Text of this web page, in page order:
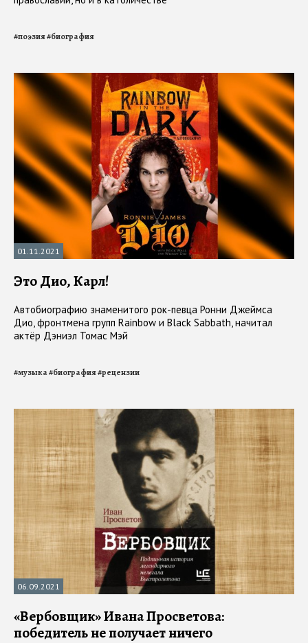
#поэзия#биография
01.11.2021
Это Дио, Карл!
Автобиографию знаменитого рок-певца Ронни Джеймса
Дио, фронтмена групп Rainbow и Black Sabbath, начитал
актёр Дэниэл Томас Мэй
#музыка#биография#рецензии
06.09.2021
«Вербовщик» Ивана Просветова:
победитель не получает ничего